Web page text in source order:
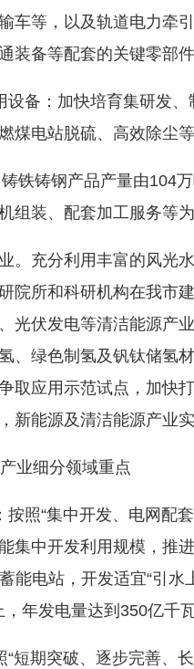
车等，以及轨道电力牵
装备等配套的关键零部
：加快培育集研发、
煤电站脱硫、高效除尘
铸钢产品产量由104万
组装、配套加工服务等
充分利用丰富的风光水
院所和科研机构在我市
光伏发电等清洁能源产
、绿色制氢及钒钛储氢
取应用示范试点，加快
新能源及清洁能源产业
细分领域重点
“集中开发、电网配套
集中开发利用规模，推
能电站，开发适宜“引
年发电量达到350亿千
期突破、逐步完善、长